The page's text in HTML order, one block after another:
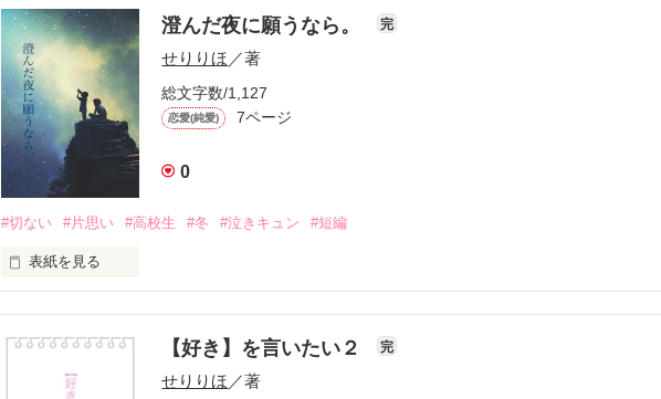
澄んだ夜に願うなら。 完
せりりほ／著
総文字数/1,127
恋愛(純愛) 7ページ
0
#切ない #片思い #高校生 #冬 #泣きキュン #短編
表紙を見る
この話の「君」編を書こうか迷っています。
【好き】を言いたい２ 完
せりりほ ／著